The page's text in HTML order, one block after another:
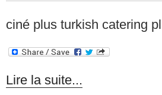
ciné plus turkish catering
Lire la suite...